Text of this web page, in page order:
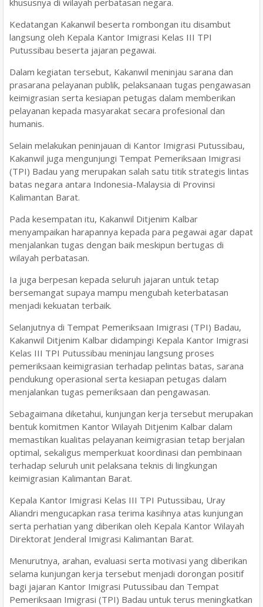
Kedatangan Kakanwil beserta rombongan itu disambut
langsung oleh Kepala Kantor Imigrasi Kelas III TPI
Putussibau beserta jajaran pegawai.
Dalam kegiatan tersebut, Kakanwil meninjau sarana dan
prasarana pelayanan publik, pelaksanaan tugas pengawasan
keimigrasian serta kesiapan petugas dalam memberikan
pelayanan kepada masyarakat secara profesional dan
humanis.
Selain melakukan peninjauan di Kantor Imigrasi Putussibau,
Kakanwil juga mengunjungi Tempat Pemeriksaan Imigrasi
(TPI) Badau yang merupakan salah satu titik strategis lintas
batas negara antara Indonesia-Malaysia di Provinsi
Kalimantan Barat.
Pada kesempatan itu, Kakanwil Ditjenim Kalbar
menyampaikan harapannya kepada para pegawai agar dapat
menjalankan tugas dengan baik meskipun bertugas di
wilayah perbatasan.
Ia juga berpesan kepada seluruh jajaran untuk tetap
bersemangat supaya mampu mengubah keterbatasan
menjadi kekuatan terbaik.
Selanjutnya di Tempat Pemeriksaan Imigrasi (TPI) Badau,
Kakanwil Ditjenim Kalbar didampingi Kepala Kantor Imigrasi
Kelas III TPI Putussibau meninjau langsung proses
pemeriksaan keimigrasian terhadap pelintas batas, sarana
pendukung operasional serta kesiapan petugas dalam
menjalankan tugas pemeriksaan dan pengawasan.
Sebagaimana diketahui, kunjungan kerja tersebut merupakan
bentuk komitmen Kantor Wilayah Ditjenim Kalbar dalam
memastikan kualitas pelayanan keimigrasian tetap berjalan
optimal, sekaligus memperkuat koordinasi dan pembinaan
terhadap seluruh unit pelaksana teknis di lingkungan
keimigrasian Kalimantan Barat.
Kepala Kantor Imigrasi Kelas III TPI Putussibau, Uray
Aliandri mengucapkan rasa terima kasihnya atas kunjungan
serta perhatian yang diberikan oleh Kepala Kantor Wilayah
Direktorat Jenderal Imigrasi Kalimantan Barat.
Menurutnya, arahan, evaluasi serta motivasi yang diberikan
selama kunjungan kerja tersebut menjadi dorongan positif
bagi jajaran Kantor Imigrasi Putussibau dan Tempat
Pemeriksaan Imigrasi (TPI) Badau untuk terus meningkatkan